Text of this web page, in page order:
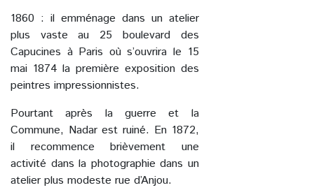
1860 : il emménage dans un atelier
plus vaste au 25 boulevard des
Capucines à Paris où s’ouvrira le 15
mai 1874 la première exposition des
peintres impressionnistes.
Pourtant après la guerre et la
Commune, Nadar est ruiné. En 1872,
il recommence brièvement une
activité dans la photographie dans un
atelier plus modeste rue d’Anjou.